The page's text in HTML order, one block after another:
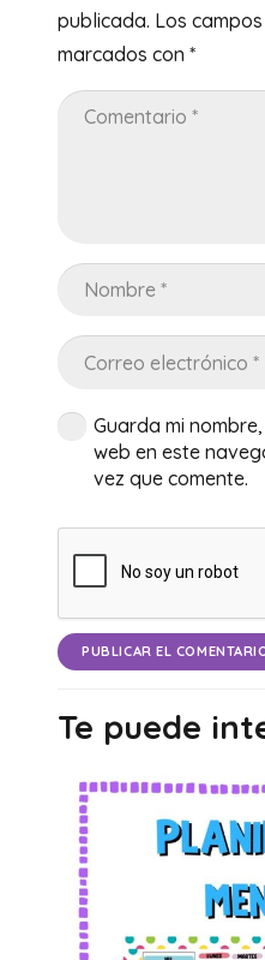
publicada. Los
marcados con *
Guarda mi
web en este
vez que comente.
PUBLICAR EL
Te puede